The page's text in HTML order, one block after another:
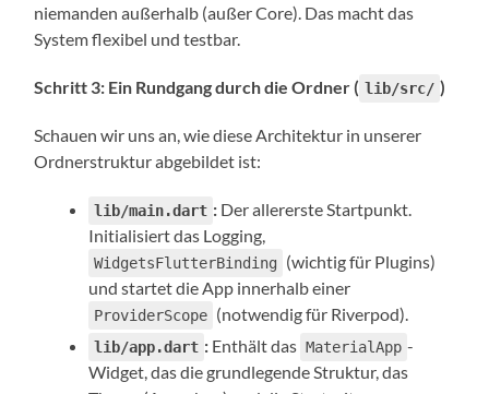
niemanden außerhalb (außer Core). Das macht das
System flexibel und testbar.
Schritt 3: Ein Rundgang durch die Ordner ( lib/src/ )
Schauen wir uns an, wie diese Architektur in unserer
Ordnerstruktur abgebildet ist:
lib/main.dart : Der allererste Startpunkt.
Initialisiert das Logging,
WidgetsFlutterBinding
(wichtig für Plugins)
und startet die App innerhalb einer
ProviderScope (notwendig für Riverpod).
lib/app.dart : Enthält das MaterialApp -
Widget, das die grundlegende Struktur, das